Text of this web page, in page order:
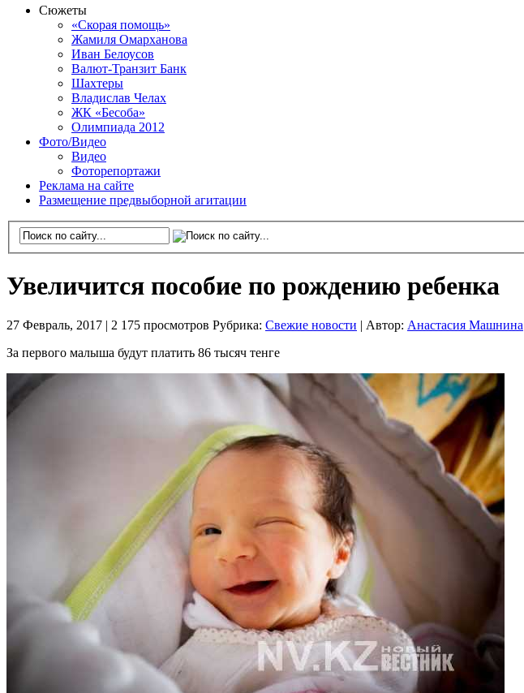
Сюжеты
«Скорая помощь»
Жамиля Омарханова
Иван Белоусов
Валют-Транзит Банк
Шахтеры
Владислав Челах
ЖК «Бесоба»
Олимпиада 2012
Фото/Видео
Видео
Фоторепортажи
Реклама на сайте
Размещение предвыборной агитации
Увеличится пособие по рождению ребенка
27 Февраль, 2017 | 2 175 просмотров Рубрика: Свежие новости Автор: Анастасия Машнина
За первого малыша будут платить 86 тысяч тенге